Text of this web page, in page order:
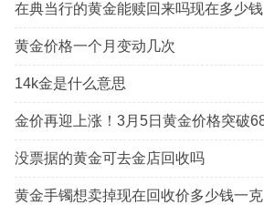
在典当行的黄金能赎回来吗现在多少钱
黄金价格一个月变动几次
14k金是什么意思
没票据的黄金可去金店回收吗